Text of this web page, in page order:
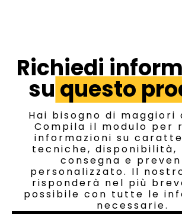
Richiedi
su questo
Hai bisogno di maggiori
Compila il modulo per
informazioni su
tecniche, disponibilità,
consegna e
personalizzato. Il
risponderà nel più
possibile con tutte le
necessarie.